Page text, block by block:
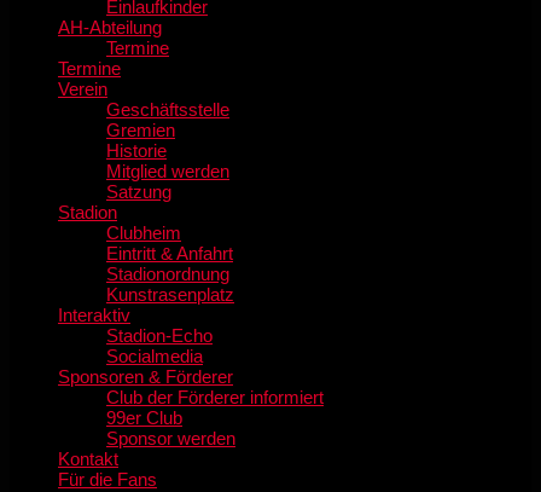
Einlaufkinder
AH-Abteilung
Termine
Termine
Verein
Geschäftsstelle
Gremien
Historie
Mitglied werden
Satzung
Stadion
Clubheim
Eintritt & Anfahrt
Stadionordnung
Kunstrasenplatz
Interaktiv
Stadion-Echo
Socialmedia
Sponsoren & Förderer
Club der Förderer informiert
99er Club
Sponsor werden
Kontakt
Für die Fans